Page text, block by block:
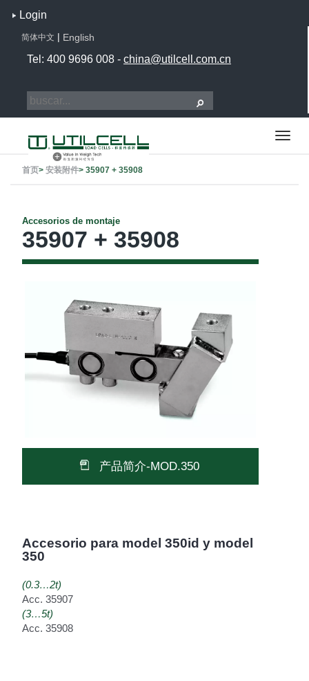
Login
简体中文 | English
Tel: 400 9696 008 - china@utilcell.com.cn
首页> 安装附件> 35907 + 35908
Accesorios de montaje
35907 + 35908
产品简介-MOD.350
Accesorio para model 350id y model
350
(0.3…2t)
Acc. 35907
(3…5t)
Acc. 35908